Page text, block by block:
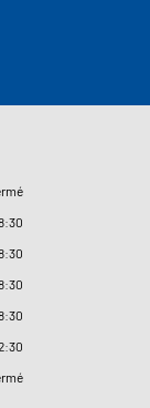
:30
:30
:30
:30
:30